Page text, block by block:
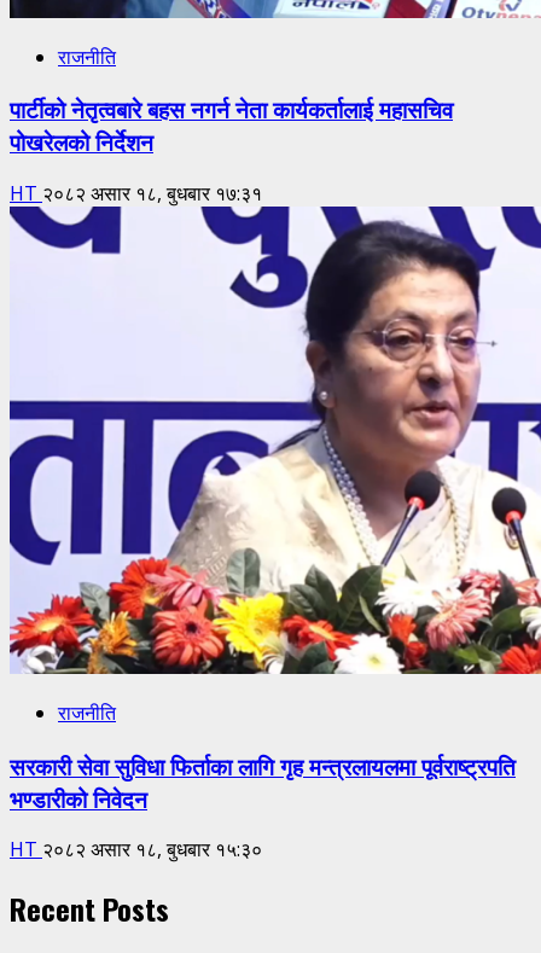
राजनीति
पार्टीको नेतृत्वबारे बहस नगर्न नेता कार्यकर्तालाई महासचिव
पोखरेलको निर्देशन
HT २०८२ असार १८, बुधबार १७:३१
राजनीति
सरकारी सेवा सुविधा फिर्ताका लागि गृह मन्त्रलायलमा पूर्वराष्ट्रपति
भण्डारीको निवेदन
HT २०८२ असार १८, बुधबार १५:३०
Recent Posts